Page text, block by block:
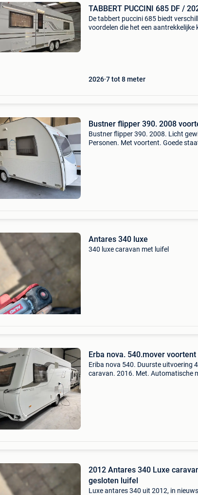
TABBERT PUCCINI 685 DF /
De tabbert puccini 685 biedt
voordelen die het een aantrekkelijke
2026 7 tot 8 meter
Bustner flipper 390. 2008
Bustner flipper 390. 2008. Licht
Personen. Met voortent. Goede
Antares 340 luxe
340 luxe caravan met luifel
Erba nova. 540.mover voortent
Eriba nova 540. Duurste uitvoering
caravan. 2016. Met. Automatische
2012 Antares 340 Luxe
gesloten luifel
Luxe antares 340 uit 2012, in